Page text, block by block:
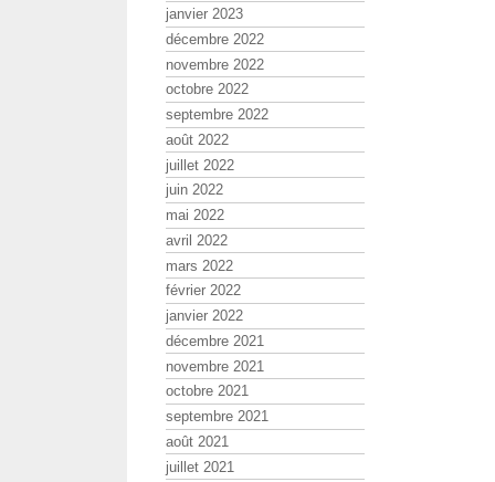
janvier 2023
décembre 2022
novembre 2022
octobre 2022
septembre 2022
août 2022
juillet 2022
juin 2022
mai 2022
avril 2022
mars 2022
février 2022
janvier 2022
décembre 2021
novembre 2021
octobre 2021
septembre 2021
août 2021
juillet 2021